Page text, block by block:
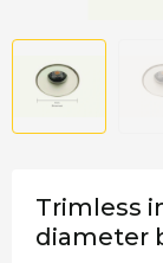
Trimless
diameter